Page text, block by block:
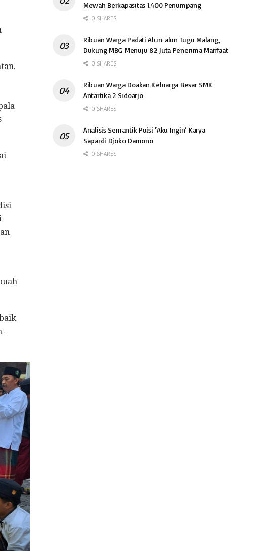
Mewah Berkapasitas 1.400 Penumpang
0 SHARES
Ribuan Warga Padati Alun-alun Tugu Malang,
Dukung MBG Menuju 82 Juta Penerima Manfaat
0 SHARES
Ribuan Warga Doakan Keluarga Besar SMK
Antartika 2 Sidoarjo
0 SHARES
Analisis Semantik Puisi ‘Aku Ingin’ Karya
Sapardi Djoko Damono
0 SHARES